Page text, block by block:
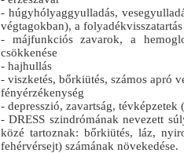
- húgyhólyaggyulladás,
végtagokban), a
- májfunkciós zavarok, a
csökkenése
- hajhullás
- viszketés, bőrkiütés, számos apró
fényérzékenység
- depresszió, zavartság,
- DRESS szindrómának nevezett
közé tartoznak: bőrkiütés, láz,
fehérvérsejt) számának növekedése.